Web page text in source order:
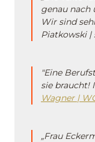
genau nach
Wir sind
Piatkowski |
"Eine
sie braucht!
Wagner |
„Frau